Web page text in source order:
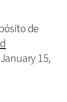
de
January 15,